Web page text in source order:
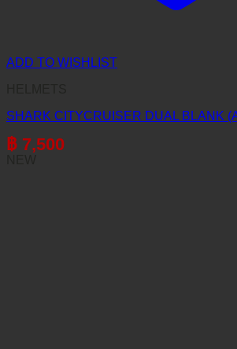
ADD TO WISHLIST
SHARK CITYCRUISER DUAL BLANK
฿ 7,500